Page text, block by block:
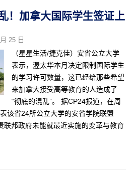
！加拿大国际学生签证上
25 日
（星星生活/捷克佳）安省公立大学
表示，渥太华本月决定限制国际学生
的学习许可数量，这已经给那些希望
来加拿大接受高等教育的人造成了
“彻底的混乱”。 据CP24报道，在周
该省24所公立大学的安省学院联盟
联邦政府未能就最近实施的变革与教育